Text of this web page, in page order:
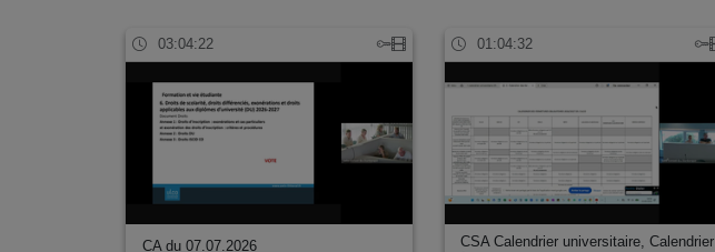
03:04:22
CA du 07.07.2026
01:04:32
CSA Calendrier universitaire, Calendrier